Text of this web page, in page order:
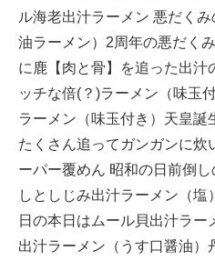
ル海老出汁ラーメン 悪だく
油ラーメン）2周年の悪だく
に鹿【肉と骨】を追った出汁
ッチな倍(？)ラーメン（味玉
ラーメン（味玉付き）天皇誕
たくさん追ってガンガンに炊
ーパー覆めん 昭和の日前倒
しとしじみ出汁ラーメン（塩
日の本日はムール貝出汁ラー
出汁ラーメン（うす口醤油）